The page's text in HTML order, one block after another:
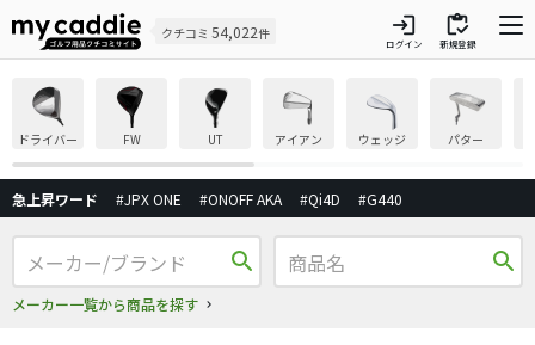
クチコミ 54,022件 login
ログイン
inventory
新規登録
ドライバー FW UT アイアン ウェッジ パター
急上昇ワード #JPX ONE #ONOFF AKA #Qi4D #G440
search
メーカー一覧から商品を探す
search